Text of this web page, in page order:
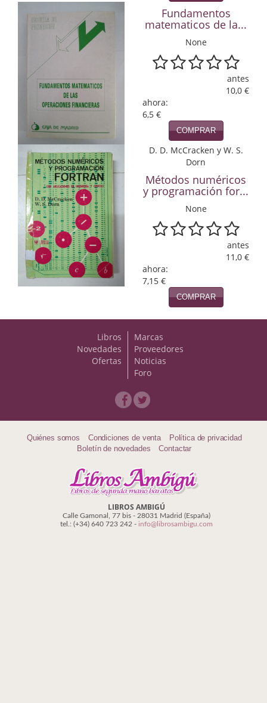
Literatura hispanoamericana
Mafia y espionaje
Música
Naturaleza
Novela Extranjera
Novela fantástica
Novela histórica
Novela negra
Otros idiomas
Papás, Mamás, bebés...
Poesía
Psicología. Educación
Fundamentos
matematicos de la...
None
antes
10,0 €
ahora:
6,5 €
COMPRAR
D. D. McCracken y W. S.
Dorn
Métodos numéricos
y programación for...
None
antes
11,0 €
ahora:
7,15 €
COMPRAR
Libros
Novedades
Ofertas
Marcas
Proveedores
Noticias
Foro
Quiénes somos Condiciones de venta
Política de privacidad
Boletín de novedades
Contactar
LIBROS AMBIGÚ
Calle Gamonal, 77 bis - 28031 Madrid (España)
tel.: (+34) 640 723 242 - info@librosambigu.com